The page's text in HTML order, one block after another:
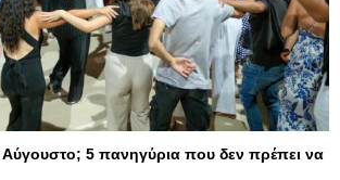
Αύγουστο; 5 πανηγύρια που δεν πρέπει να